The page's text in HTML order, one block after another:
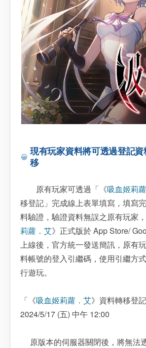
現有玩家資料將可透過登記
移
原有玩家可透過「《吸血姬莉
移登記」完成線上表單填寫，填寫
料驗證，驗證資料無誤之原有玩家
莉蘿．艾》正式版於 App Store/
上線後，官方統一發送簡訊，原有
料帳號的登入引繼碼，使用引繼方
行遊玩。
「《吸血姬莉蘿．艾》資料轉移登
2024/5/17 (五) 中午 12:00
原版本的伺服器關閉後，將無法